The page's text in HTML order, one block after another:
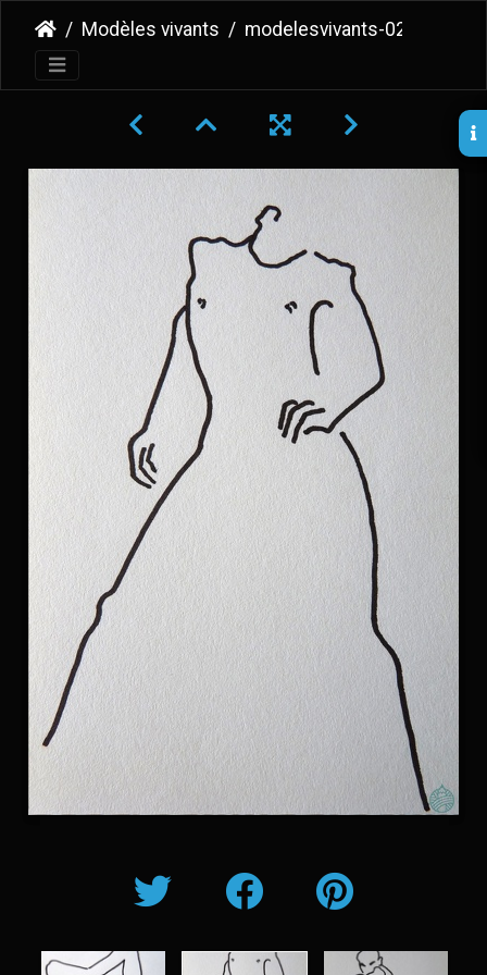
Modèles vivants modelesvivants-022